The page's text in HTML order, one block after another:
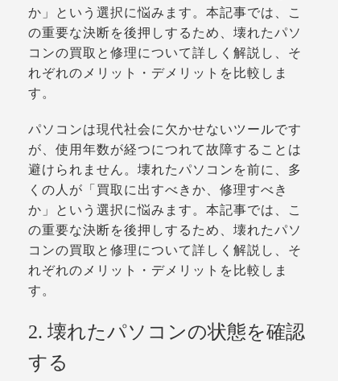
か」という選択に悩みます。本記事では、こ
の重要な決断を後押しするため、壊れたパソ
コンの買取と修理について詳しく解説し、そ
れぞれのメリット・デメリットを比較しま
す。
パソコンは現代社会に欠かせないツールです
が、使用年数が経つにつれて故障することは
避けられません。壊れたパソコンを前に、多
くの人が「買取に出すべきか、修理すべき
か」という選択に悩みます。本記事では、こ
の重要な決断を後押しするため、壊れたパソ
コンの買取と修理について詳しく解説し、そ
れぞれのメリット・デメリットを比較しま
す。
2. 壊れたパソコンの状態を確認
する